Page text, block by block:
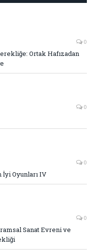
0
Ortak Hafızadan
0
0
İyi Oyunları IV
0
Sanat Evreni ve